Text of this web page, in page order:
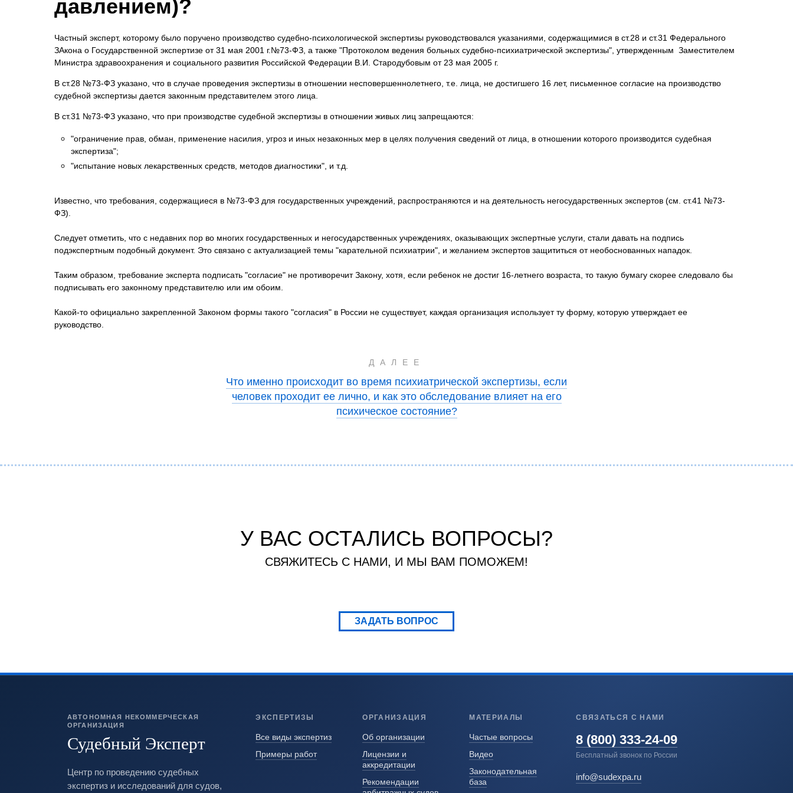
Фоноскопическая экспертиза
Химическая экспертиза
Экономическая экспертиза
Экспертиза давности создания документа
давлением)?
Частный эксперт, которому было поручено производство судебно-психологической экспертизы руководствовался указаниями, содержащимися в ст.28 и ст.31 Федерального
ЗАкона о Государственной экспертизе от 31 мая 2001 г.№73-ФЗ, а также "Протоколом ведения больных судебно-психиатрической экспертизы", утвержденным Заместителем
Министра здравоохранения и социального развития Российской Федерации В.И. Стародубовым от 23 мая 2005 г.
В ст.28 №73-ФЗ указано, что в случае проведения экспертизы в отношении несповершеннолетнего, т.е. лица, не достигшего 16 лет, письменное согласие на производство
судебной экспертизы дается законным представителем этого лица.
В ст.31 №73-ФЗ указано, что при производстве судебной экспертизы в отношении живых лиц запрещаются:
"ограничение прав, обман, применение насилия, угроз и иных незаконных мер в целях получения сведений от лица, в отношении которого производится судебная
экспертиза";
"испытание новых лекарственных средств, методов диагностики", и т.д.
Известно, что требования, содержащиеся в №73-ФЗ для государственных учреждений, распространяются и на деятельность негосударственных экспертов (см. ст.41 №73-
ФЗ).
Следует отметить, что с недавних пор во многих государственных и негосударственных учреждениях, оказывающих экспертные услуги, стали давать на подпись
подэкспертным подобный документ. Это связано с актуализацией темы "карательной психиатрии", и желанием экспертов защититься от необоснованных нападок.
Таким образом, требование эксперта подписать "согласие" не противоречит Закону, хотя, если ребенок не достиг 16-летнего возраста, то такую бумагу скорее следовало бы
подписывать его законному представителю или им обоим.
Какой-то официально закрепленной Законом формы такого "согласия" в России не существует, каждая организация использует ту форму, которую утверждает ее
руководство.
ДАЛЕЕ
Что именно происходит во время психиатрической экспертизы, если
человек проходит ее лично, и как это обследование влияет на его
психическое состояние?
У ВАС ОСТАЛИСЬ ВОПРОСЫ?
СВЯЖИТЕСЬ С НАМИ, И МЫ ВАМ ПОМОЖЕМ!
ЗАДАТЬ ВОПРОС
АВТОНОМНАЯ НЕКОММЕРЧЕСКАЯ
ОРГАНИЗАЦИЯ
Судебный Эксперт
Центр по проведению судебных
экспертиз и исследований для судов,
ЭКСПЕРТИЗЫ
Все виды экспертиз
Примеры работ
ОРГАНИЗАЦИЯ
Об организации
Лицензии и
аккредитации
Рекомендации
МАТЕРИАЛЫ
Частые вопросы
Видео
Законодательная
база
СВЯЗАТЬСЯ С НАМИ
8 (800) 333-24-09
Бесплатный звонок по России
info@sudexpa.ru